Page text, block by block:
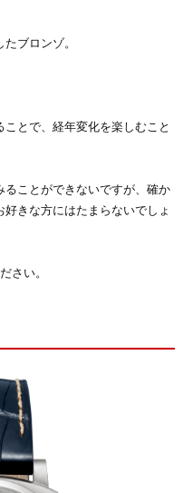
ブロンゾ。
とで、経年変化を楽しむこと
ことができないですが、確か
きな方にはたまらないでしょ
さい。